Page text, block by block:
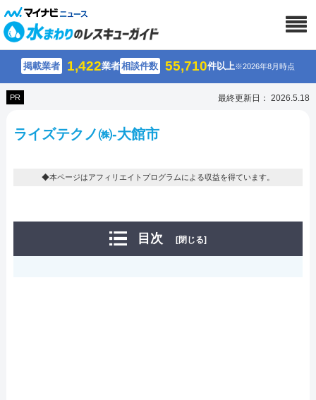
掲載業者 1,422業者相談件数 55,710件以上※2026年8月時点
PR 最終更新日： 2026.5.18
ライズテクノ㈱-大館市
◆本ページはアフィリエイトプログラムによる収益を得ています。
目次 [閉じる]